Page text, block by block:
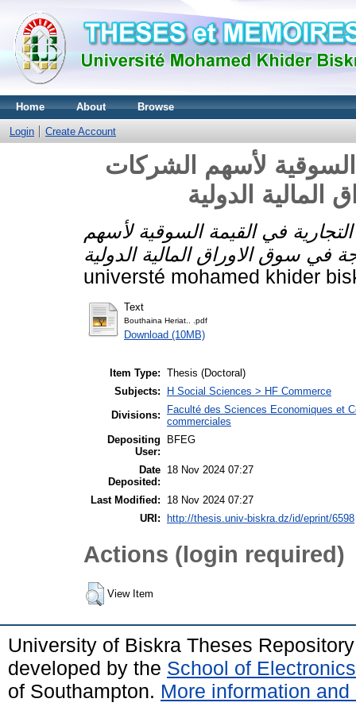
Home About Browse
Login Create Account
السوقية لأسهم الشركات
الدولية
التجارية في القيمة السوقية لأسهم
universté mohamed khider
Text
Bouthaina Heriat.. .pdf
Download (10MB)
Item Type: Thesis (Doctoral)
Subjects:
H Social Sciences > HF Commerce
Divisions:
Faculté des Sciences Economiques et
commerciales
Depositing
User:
BFEG
Date
Deposited:
18 Nov 2024 07:27
Last Modified:
18 Nov 2024 07:27
URI:
http://thesis.univ-biskra.dz/id/eprint/6598
Actions (login required)
View Item
University of Biskra Theses
developed by the School of
of Southampton. More information